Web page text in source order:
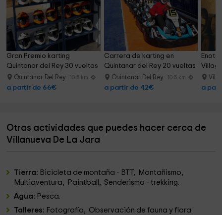
Gran Premio karting
Quintanar del Rey 30 vueltas
Quintanar Del Rey 10.5 km
a partir de 66€
Carrera de karting en
Quintanar del Rey 20 vueltas
Quintanar Del Rey 10.5 km
a partir de 42€ a
Otras actividades que puedes hacer cerca de
Villanueva De La Jara
Tierra: Bicicleta de montaña - BTT, Montañismo,
Multiaventura, Paintball, Senderismo - trekking.
Agua: Pesca.
Talleres: Fotografía, Observación de fauna y flora.